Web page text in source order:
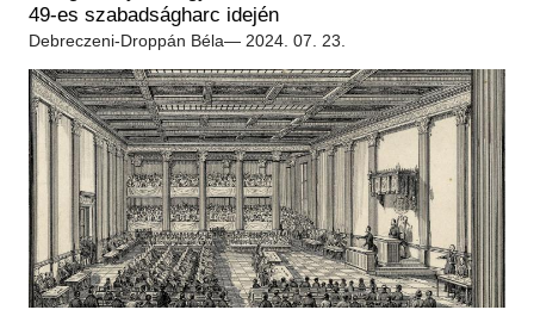
Régészet
Tagintézmények
Felnőttképzés
Közérdekű adatok
Képcsarnok
Éremtár
Adattár
Központi Könyvtár
49-es szabadságharc idején
Debreczeni-Droppán Béla— 2024. 07. 23.